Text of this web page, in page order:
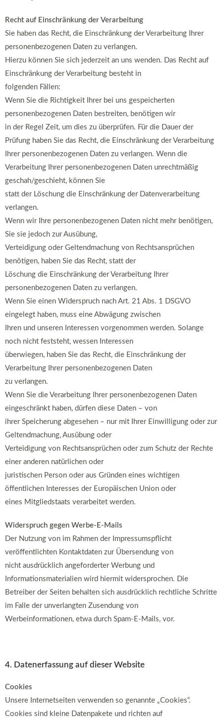
Recht auf Einschränkung der Verarbeitung
Sie haben das Recht, die Einschränkung der Verarbeitung Ihrer
personenbezogenen Daten zu verlangen.
Hierzu können Sie sich jederzeit an uns wenden. Das Recht auf
Einschränkung der Verarbeitung besteht in
folgenden Fällen:
Wenn Sie die Richtigkeit Ihrer bei uns gespeicherten
personenbezogenen Daten bestreiten, benötigen wir
in der Regel Zeit, um dies zu überprüfen. Für die Dauer der
Prüfung haben Sie das Recht, die Einschränkung der Verarbeitung
Ihrer personenbezogenen Daten zu verlangen. Wenn die
Verarbeitung Ihrer personenbezogenen Daten unrechtmäßig
geschah/geschieht, können Sie
statt der Löschung die Einschränkung der Datenverarbeitung
verlangen.
Wenn wir Ihre personenbezogenen Daten nicht mehr benötigen,
Sie sie jedoch zur Ausübung,
Verteidigung oder Geltendmachung von Rechtsansprüchen
benötigen, haben Sie das Recht, statt der
Löschung die Einschränkung der Verarbeitung Ihrer
personenbezogenen Daten zu verlangen.
Wenn Sie einen Widerspruch nach Art. 21 Abs. 1 DSGVO
eingelegt haben, muss eine Abwägung zwischen
Ihren und unseren Interessen vorgenommen werden. Solange
noch nicht feststeht, wessen Interessen
überwiegen, haben Sie das Recht, die Einschränkung der
Verarbeitung Ihrer personenbezogenen Daten
zu verlangen.
Wenn Sie die Verarbeitung Ihrer personenbezogenen Daten
eingeschränkt haben, dürfen diese Daten – von
ihrer Speicherung abgesehen – nur mit Ihrer Einwilligung oder zur
Geltendmachung, Ausübung oder
Verteidigung von Rechtsansprüchen oder zum Schutz der Rechte
einer anderen natürlichen oder
juristischen Person oder aus Gründen eines wichtigen
öffentlichen Interesses der Europäischen Union oder
eines Mitgliedstaats verarbeitet werden.
Widerspruch gegen Werbe-E-Mails
Der Nutzung von im Rahmen der Impressumspflicht
veröffentlichten Kontaktdaten zur Übersendung von
nicht ausdrücklich angeforderter Werbung und
Informationsmaterialien wird hiermit widersprochen. Die
Betreiber der Seiten behalten sich ausdrücklich rechtliche Schritte
im Falle der unverlangten Zusendung von
Werbeinformationen, etwa durch Spam-E-Mails, vor.
4. Datenerfassung auf dieser Website
Cookies
Unsere Internetseiten verwenden so genannte „Cookies“.
Cookies sind kleine Datenpakete und richten auf